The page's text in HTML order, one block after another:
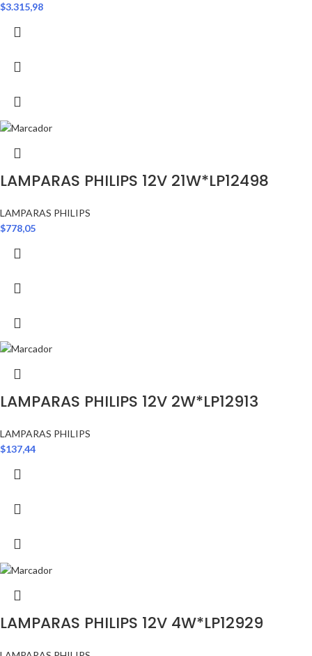
$3.315,98
LAMPARAS PHILIPS 12V 21W*LP12498
LAMPARAS PHILIPS
$778,05
LAMPARAS PHILIPS 12V 2W*LP12913
LAMPARAS PHILIPS
$137,44
LAMPARAS PHILIPS 12V 4W*LP12929